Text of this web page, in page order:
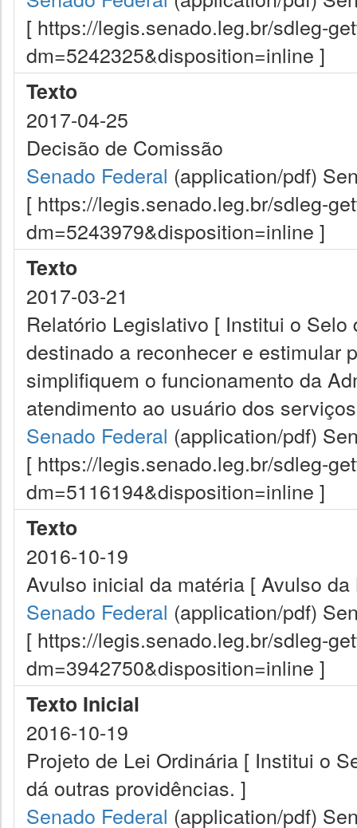
[ https://legis.senado.leg.br/sdleg-
dm=5242325&disposition=inline ]
Texto
2017-04-25
Decisão de Comissão
Senado Federal (application/pdf)
[ https://legis.senado.leg.br/sdleg-
dm=5243979&disposition=inline ]
Texto
2017-03-21
Relatório Legislativo [ Institui o
destinado a reconhecer e estimular
simplifiquem o funcionamento da
atendimento ao usuário dos
Senado Federal (application/pdf)
[ https://legis.senado.leg.br/sdleg-
dm=5116194&disposition=inline ]
Texto
2016-10-19
Avulso inicial da matéria [ Avulso da
Senado Federal (application/pdf)
[ https://legis.senado.leg.br/sdleg-
dm=3942750&disposition=inline ]
Texto Inicial
2016-10-19
Projeto de Lei Ordinária [ Institui o
dá outras providências. ]
Senado Federal (application/pdf)